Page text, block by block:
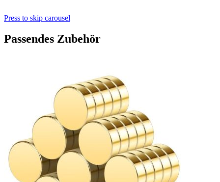
Press to skip carousel
Passendes Zubehör